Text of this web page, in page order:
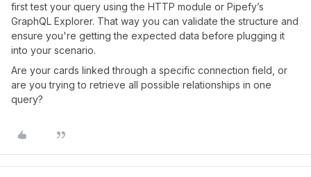
first test your query using the HTTP module or Pipefy’s
GraphQL Explorer. That way you can validate the structure and
ensure you're getting the expected data before plugging it
into your scenario.
Are your cards linked through a specific connection field, or
are you trying to retrieve all possible relationships in one
query?